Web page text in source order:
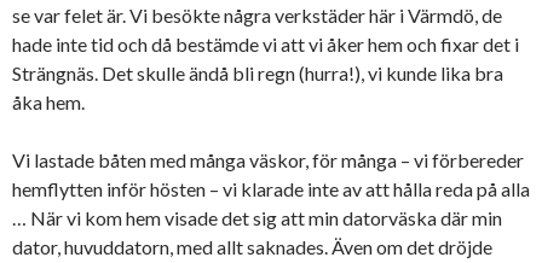
se var felet är. Vi besökte några verkstäder här i Värmdö, de
hade inte tid och då bestämde vi att vi åker hem och fixar det i
Strängnäs. Det skulle ändå bli regn (hurra!), vi kunde lika bra
åka hem.
Vi lastade båten med många väskor, för många – vi förbereder
hemflytten inför hösten – vi klarade inte av att hålla reda på alla
… När vi kom hem visade det sig att min datorväska där min
dator, huvuddatorn, med allt saknades. Även om det dröjde